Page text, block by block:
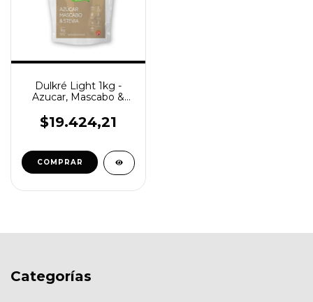
Dulkré Light 1kg -
Azucar, Mascabo &
$19.424,21
COMPRAR
Categorías